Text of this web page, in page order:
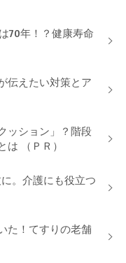
70年！？健康寿命
伝えたい対策とア
ッション」？階段
（ＰＲ）
。介護にも役立つ
た！てすりの老舗